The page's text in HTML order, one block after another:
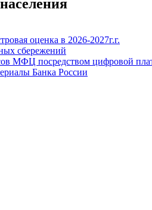
оценка в 2026-2027г.г.
сбережений
МФЦ посредством цифровой
Банка России